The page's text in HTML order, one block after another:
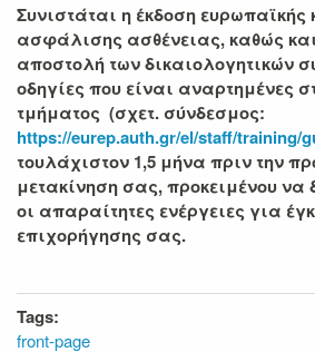
Συνιστάται η έκδοση ευρωπαϊκής
ασφάλισης ασθένειας, καθώς
αποστολή των δικαιολογητικών
οδηγίες που είναι αναρτημένες
τμήματος (σχετ. σύνδεσμος:
https://eurep.auth.gr/el/staff/training/
τουλάχιστον 1,5 μήνα πριν την
μετακίνηση σας, προκειμένου να
οι απαραίτητες ενέργειες για
επιχορήγησης σας.
Tags:
front-page